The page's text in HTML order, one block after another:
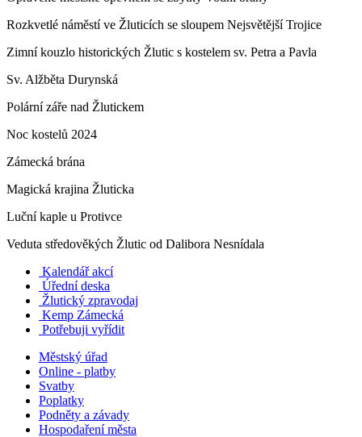
Rozkvetlé náměstí ve Žluticích se sloupem Nejsvětější Trojice
Zimní kouzlo historických Žlutic s kostelem sv. Petra a Pavla
Sv. Alžběta Durynská
Polární záře nad Žlutickem
Noc kostelů 2024
Zámecká brána
Magická krajina Žluticka
Luční kaple u Protivce
Veduta středověkých Žlutic od Dalibora Nesnídala
Kalendář akcí
Úřední deska
Žlutický zpravodaj
Kemp Zámecká
Potřebuji vyřídit
Městský úřad
Online - platby
Svatby
Poplatky
Podněty a závady
Hospodaření města